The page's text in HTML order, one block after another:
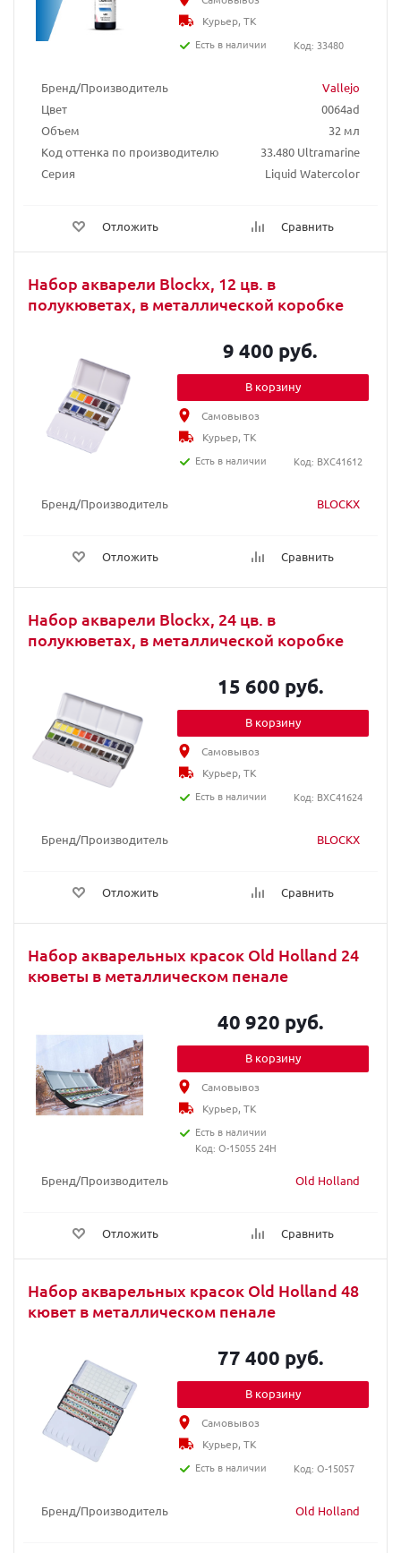
Бренд/Производитель
Vallejo
Цвет
0064ad
Объем
32 мл
Код оттенка по производителю
33.480 Ultramarine
Серия
Liquid Watercolor
Отложить Сравнить
Курьер, ТК
Есть в наличии
Код: 33480
Набор акварели Blockx, 12 цв. в
полукюветах, в металлической коробке
Бренд/Производитель BLOCKX
Отложить Сравнить
9 400 руб.
В корзину
Самовывоз
Курьер, ТК
Есть в наличии
Код: BXC41612
Набор акварели Blockx, 24 цв. в
полукюветах, в металлической коробке
Бренд/Производитель BLOCKX
Отложить Сравнить
15 600 руб.
В корзину
Самовывоз
Курьер, ТК
Есть в наличии
Код: BXC41624
Набор акварельных красок Old Holland 24
кюветы в металлическом пенале
Бренд/Производитель Old Holland
Отложить Сравнить
40 920 руб.
В корзину
Самовывоз
Курьер, ТК
Есть в наличии
Код: O-15055 24H
Набор акварельных красок Old Holland 48
кювет в металлическом пенале
Бренд/Производитель Old Holland
77 400 руб.
В корзину
Самовывоз
Курьер, ТК
Есть в наличии
Код: O-15057